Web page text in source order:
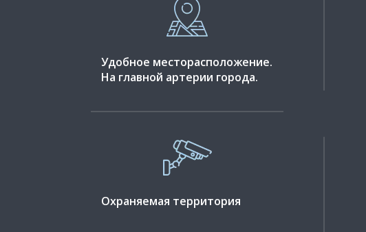
Удобное месторасположение.
На главной артерии города.
Охраняемая территория